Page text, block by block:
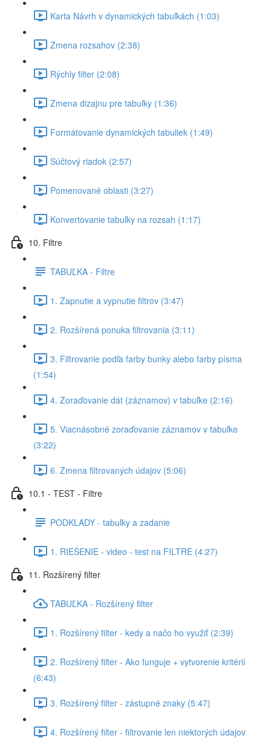
Karta Návrh v dynamických tabuľkách (1:03)
Zmena rozsahov (2:38)
Rýchly filter (2:08)
Zmena dizajnu pre tabuľky (1:36)
Formátovanie dynamických tabuliek (1:49)
Súčtový riadok (2:57)
Pomenované oblasti (3:27)
Konvertovanie tabuľky na rozsah (1:17)
10. Filtre
TABUĽKA - Filtre
1. Zapnutie a vypnutie filtrov (3:47)
2. Rozšírená ponuka filtrovania (3:11)
3. Filtrovanie podľa farby bunky alebo farby písma
(1:54)
4. Zoraďovanie dát (záznamov) v tabuľke (2:16)
5. Viacnásobné zoraďovanie záznamov v tabuľke
(3:22)
6. Zmena filtrovaných údajov (5:06)
10.1 - TEST - Filtre
PODKLADY - tabuľky a zadanie
1. RIEŠENIE - video - test na FILTRE (4:27)
11. Rozšírený filter
TABUĽKA - Rozšírený filter
1. Rozšírený filter - kedy a načo ho využiť (2:39)
2. Rozšírený filter - Ako funguje + vytvorenie kritérií
(6:43)
3. Rozšírený filter - zástupné znaky (5:47)
4. Rozšírený filter - filtrovanie len niektorých údajov